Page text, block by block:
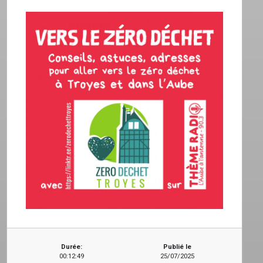
L'ASSO
PUBLICITÉ
CONTACT
Durée:
00:12:49
Publié le
25/07/2025